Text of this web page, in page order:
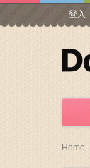
登入
Home